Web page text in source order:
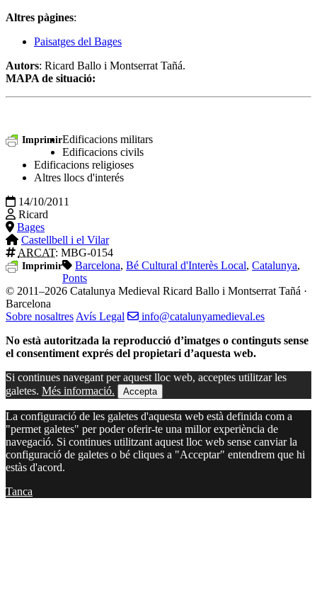
Altres pàgines:
Paisatges del Bages
Autors: Ricard Ballo i Montserrat Tañá.
MAPA de situació:
ImprimirEdificacions militars
Edificacions civils
Edificacions religioses
Altres llocs d'interés
14/10/2011
Ricard
Bages
Castellbell i el Vilar
ARCAT: MBG-0154
Imprimir Barcelona, Bé Cultural d'Interès Local, Catalunya,
Ponts
© 2011–2026 Catalunya Medieval Ricard Ballo i Montserrat Tañá ·
Barcelona
Sobre nosaltres Avís Legal
info@catalunyamedieval.es
No està autoritzada la reproducció d’imatges o continguts sense
el consentiment exprés del propietari d’aquesta web.
Si continues navegant per aquest lloc web, acceptes utilitzar les
galetes. Més informació. Accepta
La configuració de les galetes d'aquesta web està definida com a
"permet galetes" per poder oferir-te una millor experiència de
navegació. Si continues utilitzant aquest lloc web sense canviar la
configuració de galetes o bé cliques a "Acceptar" entendrem que hi
estàs d'acord.
Tanca